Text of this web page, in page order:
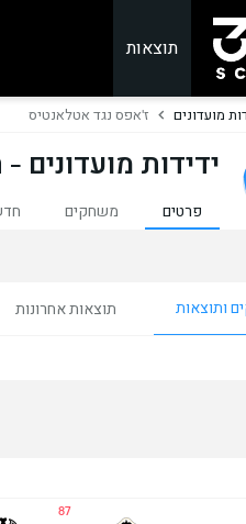
תוצאות
מועדונים ז'אפס נגד אטלאנטיס
ידידות מועדונים
פרטים משחקים
ותוצאות תוצאות אחרונות
87